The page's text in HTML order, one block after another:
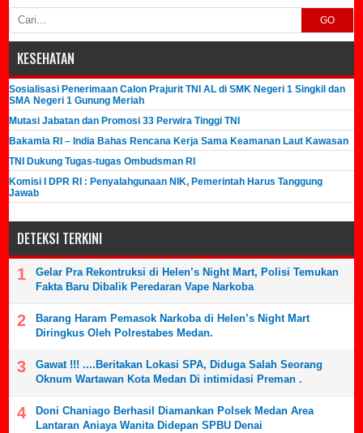
GO
KESEHATAN
Sosialisasi Penerimaan Calon Prajurit TNI AL di SMK Negeri 1 Singkil dan
SMA Negeri 1 Gunung Meriah
Mutasi Jabatan dan Promosi 33 Perwira Tinggi TNI
Bakamla RI – India Bahas Rencana Kerja Sama Keamanan Laut Kawasan
TNI Dukung Tugas-tugas Ombudsman RI
Komisi I DPR RI : Penyalahgunaan NIK, Pemerintah Harus Tanggung
Jawab
DETEKSI TERKINI
Gelar Pra Rekontruksi di Helen’s Night Mart, Polisi Temukan
Fakta Baru Dibalik Peredaran Vape Narkoba
Barang Haram Pemasok Narkoba di Helen’s Night Mart
Diringkus Oleh Polrestabes Medan.
Gawat !!! ....Beritakan Lokasi SPA, Diduga Salah Seorang
Oknum Wartawan Kota Medan Di intimidasi Preman .
Doni Chaniago Berhasil Diamankan Polsek Medan Area
Lantaran Aniaya Wanita Didepan SPBU Denai